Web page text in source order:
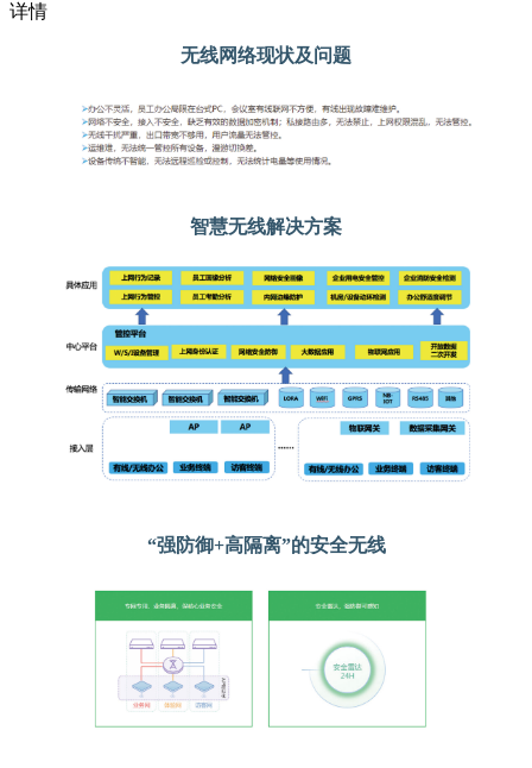
详情
无线网络现状及问题
智慧无线解决方案
“强防御+高隔离”的安全无线